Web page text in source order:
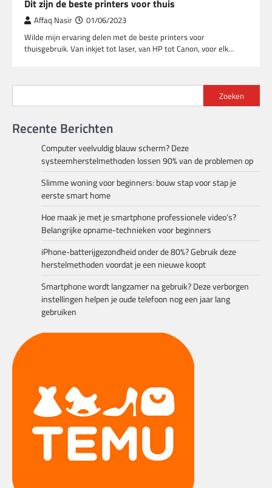
Dit zijn de beste printers voor thuis
Affaq Nasir 01/06/2023
Wilde mijn ervaring delen met de beste printers voor
thuisgebruik. Van inkjet tot laser, van HP tot Canon, voor elk…
Zoeken
Recente Berichten
Computer veelvuldig blauw scherm? Deze
systeemherstelmethoden lossen 90% van de problemen op
Slimme woning voor beginners: bouw stap voor stap je
eerste smart home
Hoe maak je met je smartphone professionele video’s?
Belangrijke opname-technieken voor beginners
iPhone-batterijgezondheid onder de 80%? Gebruik deze
herstelmethoden voordat je een nieuwe koopt
Smartphone wordt langzamer na gebruik? Deze verborgen
instellingen helpen je oude telefoon nog een jaar lang
gebruiken